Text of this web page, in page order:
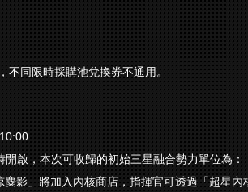
同限時採購池兌換券不通用。
開啟，本次可收歸的初始三星融合勢力單位為：
影」將加入內核商店，指揮官可透過「超星內